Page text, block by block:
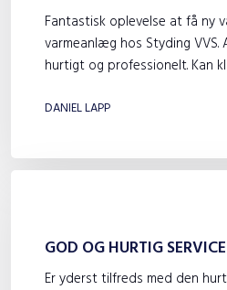
Fantastisk oplevelse at få ny
varmeanlæg hos Styding
hurtigt og professionelt. Kan
DANIEL LAPP
GOD OG HURTIG SERVICE
Er yderst tilfreds med den